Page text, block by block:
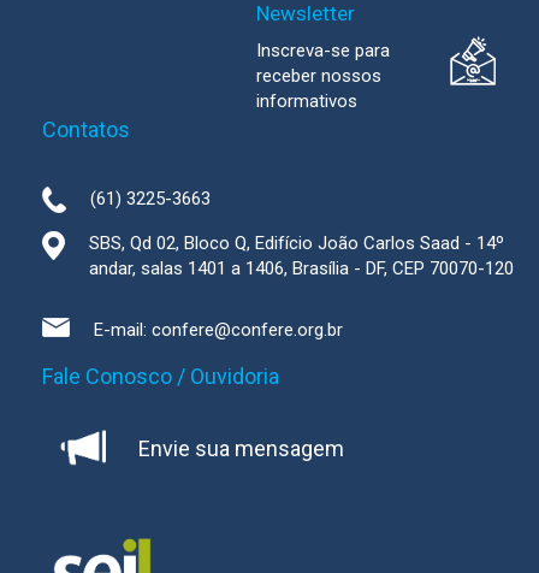
Newsletter
Inscreva-se para
receber nossos
informativos
Contatos
(61) 3225-3663
SBS, Qd 02, Bloco Q, Edifício João Carlos Saad - 14º
andar, salas 1401 a 1406, Brasília - DF, CEP 70070-120
E-mail: confere@confere.org.br
Fale Conosco / Ouvidoria
Envie sua mensagem